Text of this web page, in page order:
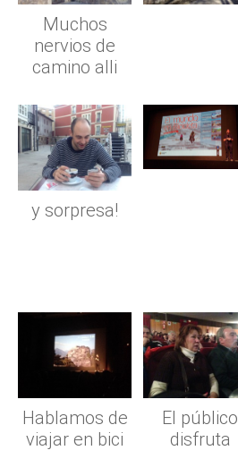
Muchos
nervios de
camino alli
y sorpresa!
Hablamos de
viajar en bici
El público
disfruta